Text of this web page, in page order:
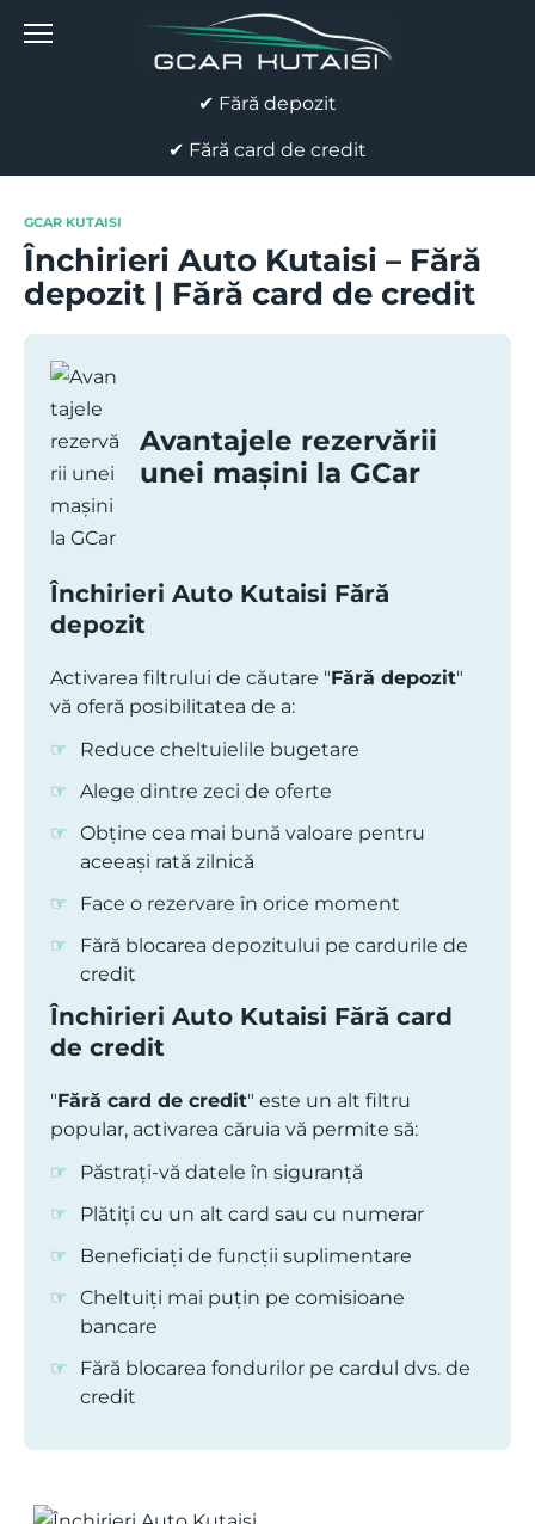
✔ Fără depozit
✔ Fără card de credit
GCAR KUTAISI
Închirieri Auto Kutaisi – Fără
depozit | Fără card de credit
Avantajele rezervării
unei mașini la GCar
Închirieri Auto Kutaisi Fără
depozit
Activarea filtrului de căutare "Fără depozit"
vă oferă posibilitatea de a:
Reduce cheltuielile bugetare
Alege dintre zeci de oferte
Obține cea mai bună valoare pentru
aceeași rată zilnică
Face o rezervare în orice moment
Fără blocarea depozitului pe cardurile de
credit
Închirieri Auto Kutaisi Fără card
de credit
"Fără card de credit" este un alt filtru
popular, activarea căruia vă permite să:
Păstrați-vă datele în siguranță
Plătiți cu un alt card sau cu numerar
Beneficiați de funcții suplimentare
Cheltuiți mai puțin pe comisioane
bancare
Fără blocarea fondurilor pe cardul dvs. de
credit